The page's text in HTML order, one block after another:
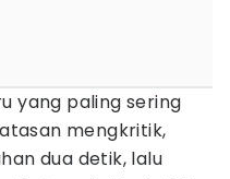
yang paling sering
mengkritik,
dua detik, lalu